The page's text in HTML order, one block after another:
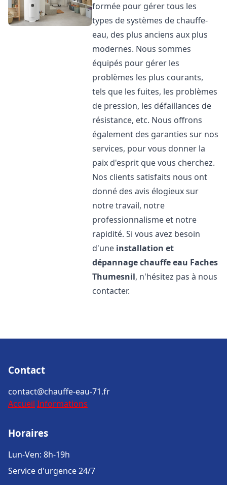
formée pour gérer tous les
types de systèmes de chauffe-
eau, des plus anciens aux plus
modernes. Nous sommes
équipés pour gérer les
problèmes les plus courants,
tels que les fuites, les problèmes
de pression, les défaillances de
résistance, etc. Nous offrons
également des garanties sur nos
services, pour vous donner la
paix d'esprit que vous cherchez.
Nos clients satisfaits nous ont
donné des avis élogieux sur
notre travail, notre
professionnalisme et notre
rapidité. Si vous avez besoin
d'une installation et
dépannage chauffe eau Faches
Thumesnil, n'hésitez pas à nous
contacter.
Contact
contact@chauffe-eau-71.fr
Accueil Informations
Horaires
Lun-Ven: 8h-19h
Service d'urgence 24/7